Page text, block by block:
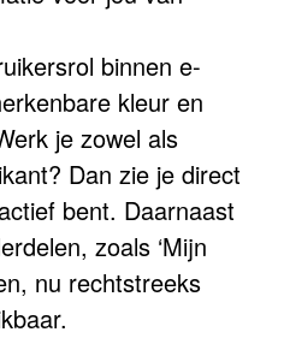
binnen e-
kleur en
je zowel als
Dan zie je direct
bent. Daarnaast
zoals ‘Mijn
nu rechtstreeks